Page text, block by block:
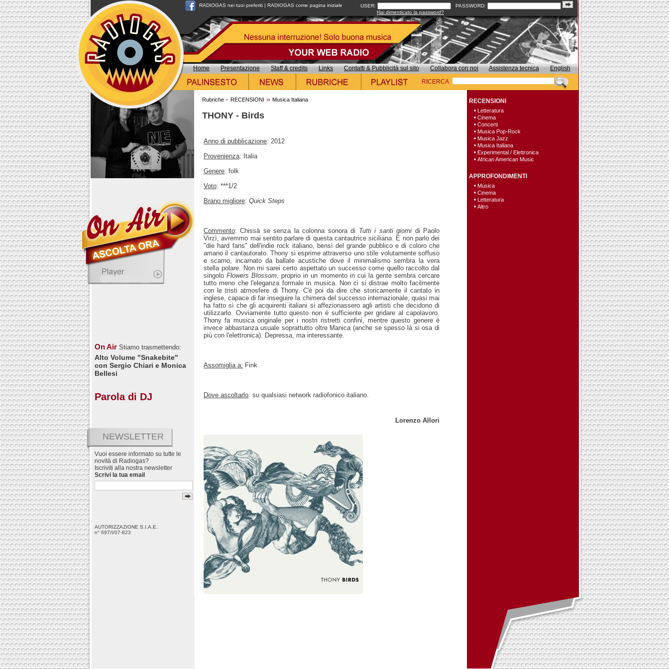
RADIOGAS nei tuoi preferiti | RADIOGAS come pagina iniziale USER:
PASSWORD:
Hai dimenticato la password?
Home Presentazione Staff & credits Links Contatti & Pubblicità sul sito Collabora con noi Assistenza tecnica
English
RICERCA
On Air Stiamo trasmettendo:
Alto Volume "Snakebite"
con Sergio Chiari e Monica
Bellesi
Parola di DJ
NEWSLETTER
Vuoi essere informato su tutte le
novità di Radiogas?
Iscriviti alla nostra newsletter
Scrivi la tua email
AUTORIZZAZIONE S.I.A.E.
n° 697/I/07-823
Rubriche - RECENSIONI » Musica Italiana
THONY - Birds
Anno di pubblicazione: 2012
Provenienza: Italia
Genere: folk
Voto: ***1/2
Brano migliore: Quick Steps
Commento: Chissà se senza la colonna sonora di Tutti i santi giorni di Paolo
Virzì, avremmo mai sentito parlare di questa cantautrice siciliana. E non parlo dei
"die hard fans" dell'indie rock italiano, bensì del grande pubblico e di coloro che
amano il cantautorato. Thony si esprime attraverso uno stile volutamente soffuso
e scarno, incarnato da ballate acustiche dove il minimalismo sembra la vera
stella polare. Non mi sarei certo aspettato un successo come quello raccolto dal
singoloFlowers Blossom , proprio in un momento in cui la gente sembra cercare
tutto meno che l'eleganza formale in musica. Non ci si distrae molto facilmente
con le tristi atmosfere di Thony. C'è poi da dire che storicamente il cantato in
inglese, capace di far inseguire la chimera del successo internazionale, quasi mai
ha fatto sì che gli acquirenti italiani si affezionassero agli artisti che decidono di
utilizzarlo. Ovviamente tutto questo non è sufficiente per gridare al capolavoro.
Thony fa musica originale per i nostri ristretti confini, mentre questo genere è
invece abbastanza usuale soprattutto oltre Manica (anche se spesso là si osa di
più con l'elettronica). Depressa, ma interessante.
Assomiglia a: Fink
Dove ascoltarlo: su qualsiasi network radiofonico italiano.
Lorenzo Allori
RECENSIONI
• Letteratura
• Cinema
• Concerti
• Musica Pop-Rock
• Musica Jazz
• Musica Italiana
• Experimental / Elettronica
• African American Music
APPROFONDIMENTI
• Musica
• Cinema
• Letteratura
• Altro